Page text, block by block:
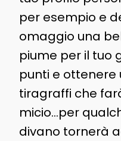
per esempio e
omaggio una
piume per il tuo
punti e ottenere
tiragraffi che
micio…per
divano tornerà